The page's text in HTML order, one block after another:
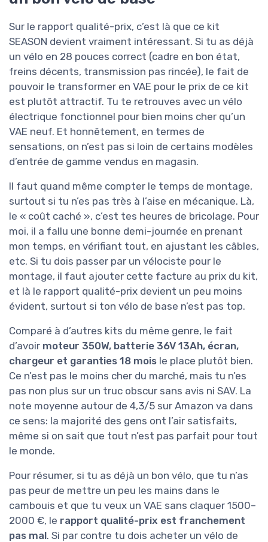
Sur le rapport qualité-prix, c’est là que ce kit
SEASON devient vraiment intéressant. Si tu as déjà
un vélo en 28 pouces correct (cadre en bon état,
freins décents, transmission pas rincée), le fait de
pouvoir le transformer en VAE pour le prix de ce kit
est plutôt attractif. Tu te retrouves avec un vélo
électrique fonctionnel pour bien moins cher qu’un
VAE neuf. Et honnêtement, en termes de
sensations, on n’est pas si loin de certains modèles
d’entrée de gamme vendus en magasin.
Il faut quand même compter le temps de montage,
surtout si tu n’es pas très à l’aise en mécanique. Là,
le « coût caché », c’est tes heures de bricolage. Pour
moi, il a fallu une bonne demi-journée en prenant
mon temps, en vérifiant tout, en ajustant les câbles,
etc. Si tu dois passer par un vélociste pour le
montage, il faut ajouter cette facture au prix du kit,
et là le rapport qualité-prix devient un peu moins
évident, surtout si ton vélo de base n’est pas top.
Comparé à d’autres kits du même genre, le fait
d’avoir moteur 350W, batterie 36V 13Ah, écran,
chargeur et garanties 18 mois le place plutôt bien.
Ce n’est pas le moins cher du marché, mais tu n’es
pas non plus sur un truc obscur sans avis ni SAV. La
note moyenne autour de 4,3/5 sur Amazon va dans
ce sens: la majorité des gens ont l’air satisfaits,
même si on sait que tout n’est pas parfait pour tout
le monde.
Pour résumer, si tu as déjà un bon vélo, que tu n’as
pas peur de mettre un peu les mains dans le
cambouis et que tu veux un VAE sans claquer 1500–
2000 €, le rapport qualité-prix est franchement
pas mal. Si par contre tu dois acheter un vélo de